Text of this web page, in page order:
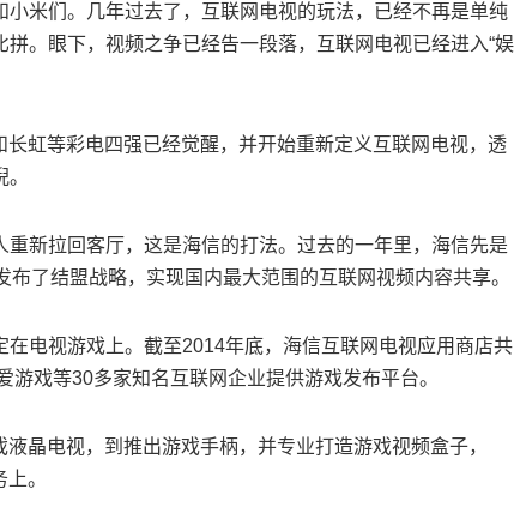
米们。几年过去了，互联网电视的玩法，已经不再是单纯
。眼下，视频之争已经告一段落，互联网电视已经进入“娱
虹等彩电四强已经觉醒，并开始重新定义互联网电视，透
新拉回客厅，这是海信的打法。过去的一年里，海信先是
了结盟战略，实现国内最大范围的互联网视频内容共享。
电视游戏上。截至2014年底，海信互联网电视应用商店共
戏等30多家知名互联网企业提供游戏发布平台。
晶电视，到推出游戏手柄，并专业打造游戏视频盒子，
。